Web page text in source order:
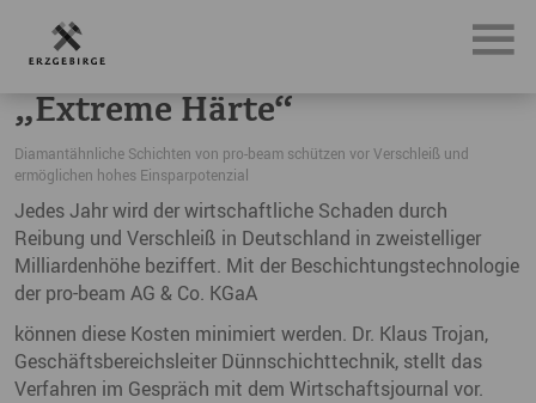
News, Neuigkeiten & Nachrichten aus dem Erzgebirge
„Extreme Härte“
Diamantähnliche Schichten von pro-beam schützen vor Verschleiß und
ermöglichen hohes Einsparpotenzial
Jedes Jahr wird der wirtschaftliche Schaden durch
Reibung und Verschleiß in Deutschland in zweistelliger
Milliardenhöhe beziffert. Mit der Beschichtungstechnologie
der pro-beam AG & Co. KGaA
können diese Kosten minimiert werden. Dr. Klaus Trojan,
Geschäftsbereichsleiter Dünnschichttechnik, stellt das
Verfahren im Gespräch mit dem Wirtschaftsjournal vor.